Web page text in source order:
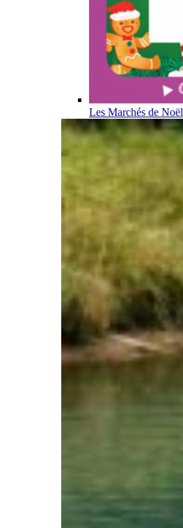
Les Marchés de Noël